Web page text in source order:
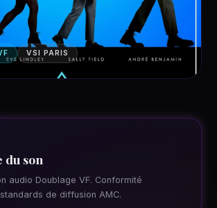
VSI PARIS
son
audio Doublage VF. Conformité
de diffusion AMC.